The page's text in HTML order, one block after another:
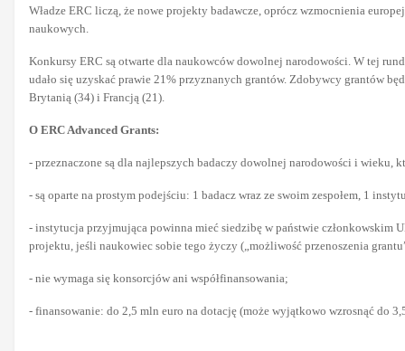
Władze ERC liczą, że nowe projekty badawcze, oprócz wzmocnienia
naukowych.
Konkursy ERC są otwarte dla naukowców dowolnej narodowości. W tej
udało się uzyskać prawie 21% przyznanych grantów. Zdobywcy grantów
Brytanią (34) i Francją (21).
O ERC Advanced Grants:
- przeznaczone są dla najlepszych badaczy dowolnej narodowości i
- są oparte na prostym podejściu: 1 badacz wraz ze swoim zespołem, 1
- instytucja przyjmująca powinna mieć siedzibę w państwie członkowskim
projektu, jeśli naukowiec sobie tego życzy („możliwość przenoszenia
- nie wymaga się konsorcjów ani współfinansowania;
- finansowanie: do 2,5 mln euro na dotację (może wyjątkowo wzrosnąć do